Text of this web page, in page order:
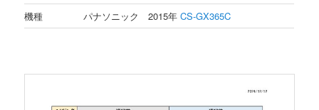
機種
パナソニック 2015年CS-GX365C